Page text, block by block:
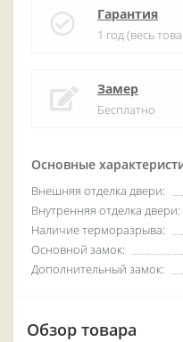
Основные
Внешняя отделка двери:
Внутренняя отделка двери:
Наличие терморазрыва:
Основной замок:
Дополнительный замок:
Гарантия
1 год (весь
Замер
Бесплатно
Обзор товара